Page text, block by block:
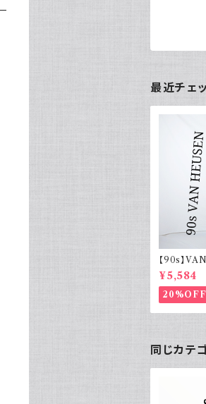
最近チェ
【90s】
ク チノパン
¥5,584
20%OFF
同じカテ